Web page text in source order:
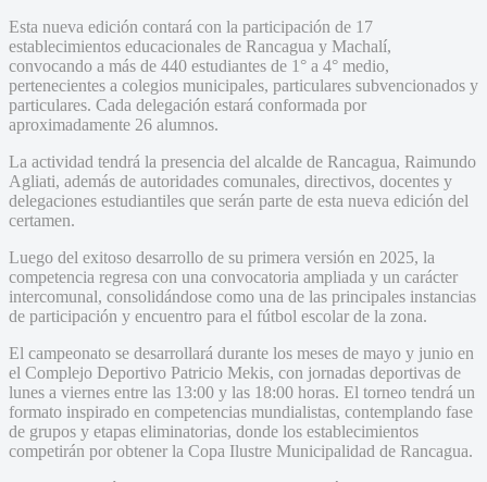
Esta nueva edición contará con la participación de 17
establecimientos educacionales de Rancagua y Machalí,
convocando a más de 440 estudiantes de 1° a 4° medio,
pertenecientes a colegios municipales, particulares subvencionados y
particulares. Cada delegación estará conformada por
aproximadamente 26 alumnos.
La actividad tendrá la presencia del alcalde de Rancagua, Raimundo
Agliati, además de autoridades comunales, directivos, docentes y
delegaciones estudiantiles que serán parte de esta nueva edición del
certamen.
Luego del exitoso desarrollo de su primera versión en 2025, la
competencia regresa con una convocatoria ampliada y un carácter
intercomunal, consolidándose como una de las principales instancias
de participación y encuentro para el fútbol escolar de la zona.
El campeonato se desarrollará durante los meses de mayo y junio en
el Complejo Deportivo Patricio Mekis, con jornadas deportivas de
lunes a viernes entre las 13:00 y las 18:00 horas. El torneo tendrá un
formato inspirado en competencias mundialistas, contemplando fase
de grupos y etapas eliminatorias, donde los establecimientos
competirán por obtener la Copa Ilustre Municipalidad de Rancagua.